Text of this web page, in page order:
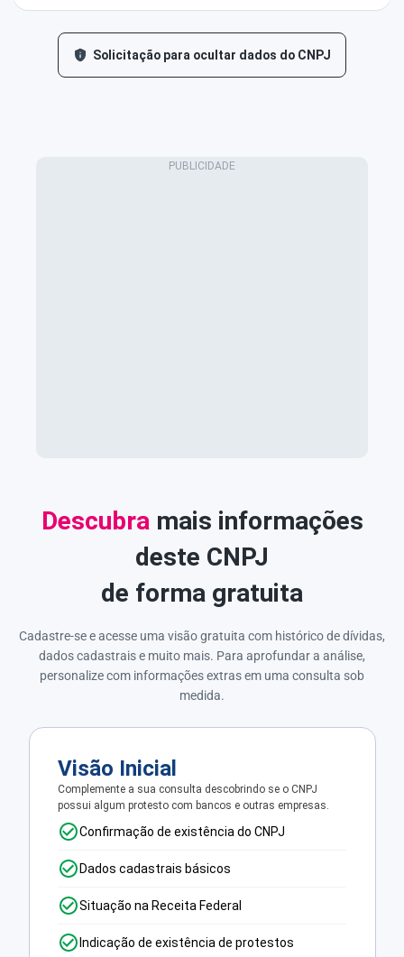
Solicitação para ocultar dados do CNPJ
Descubra mais informações
deste CNPJ
de forma gratuita
Cadastre-se e acesse uma visão gratuita com histórico de dívidas,
dados cadastrais e muito mais. Para aprofundar a análise,
personalize com informações extras em uma consulta sob
medida.
Visão Inicial
Complemente a sua consulta descobrindo se o CNPJ
possui algum protesto com bancos e outras empresas.
Confirmação de existência do CNPJ
Dados cadastrais básicos
Situação na Receita Federal
Indicação de existência de protestos